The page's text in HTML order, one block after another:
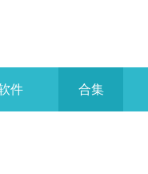
件 合集